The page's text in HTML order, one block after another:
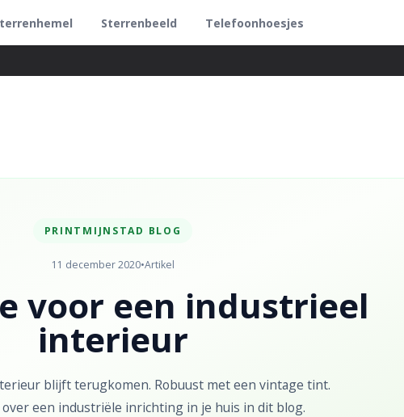
Sterrenbeeld Telefoonhoesjes
PRINTMIJNSTAD BLOG
11 december 2020•Artikel
voor een industrieel
interieur
blijft terugkomen. Robuust met een vintage tint.
een industriële inrichting in je huis in dit blog.